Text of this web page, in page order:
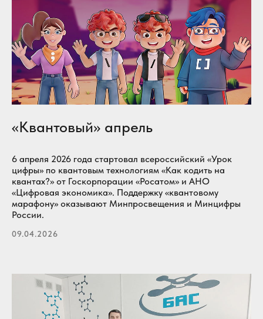
«Квантовый» апрель
6 апреля 2026 года стартовал всероссийский «Урок
цифры» по квантовым технологиям «Как кодить на
квантах?» от Госкорпорации «Росатом» и АНО
«Цифровая экономика». Поддержку «квантовому
марафону» оказывают Минпросвещения и Минцифры
России.
09.04.2026